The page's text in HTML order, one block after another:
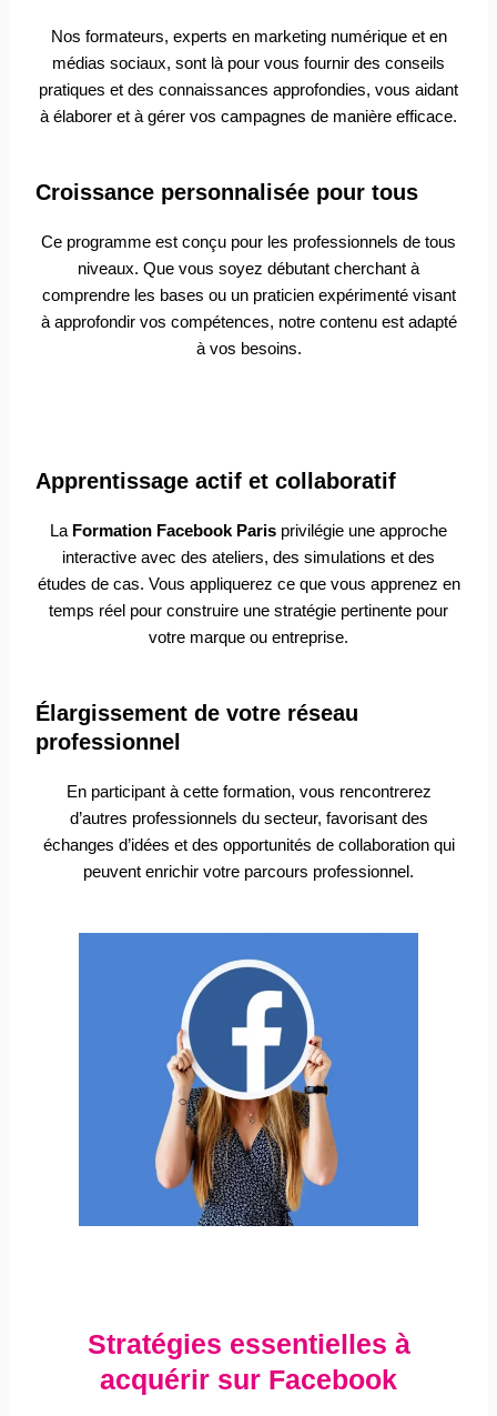
Nos formateurs, experts en marketing numérique et en
médias sociaux, sont là pour vous fournir des conseils
pratiques et des connaissances approfondies, vous aidant
à élaborer et à gérer vos campagnes de manière efficace.
Croissance personnalisée pour tous
Ce programme est conçu pour les professionnels de tous
niveaux. Que vous soyez débutant cherchant à
comprendre les bases ou un praticien expérimenté visant
à approfondir vos compétences, notre contenu est adapté
à vos besoins.
Apprentissage actif et collaboratif
La Formation Facebook Paris privilégie une approche
interactive avec des ateliers, des simulations et des
études de cas. Vous appliquerez ce que vous apprenez en
temps réel pour construire une stratégie pertinente pour
votre marque ou entreprise.
Élargissement de votre réseau
professionnel
En participant à cette formation, vous rencontrerez
d’autres professionnels du secteur, favorisant des
échanges d’idées et des opportunités de collaboration qui
peuvent enrichir votre parcours professionnel.
Stratégies essentielles à
acquérir sur Facebook